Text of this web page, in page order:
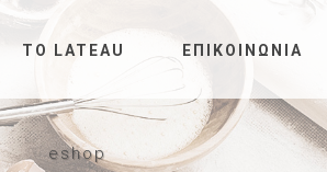
ΤΟ LATEAU ΕΠΙΚΟΙΝΩΝΊΑ
eshop